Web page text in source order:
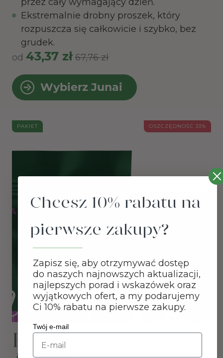
Ekstremalnie drobny proszek, który
rozpuszcza się całkowicie i szybko, bez
grudek.
od 43,37 zł 67,76 zł
Wybierz Junai
PAKIET OSZCZĘDNOŚĆ 33%
Her
WITAJ W JUNAI.
Nasza strona używa plików cookies, aby
zapewnić Ci jak najlepsze
doświadczenie.
Chcesz 10% rabatu na
pierwsze zakupy?
Zapisz się, aby otrzymywać dostęp
do naszych najnowszych aktualizacji,
najlepszych porad i wskazówek oraz
wyjątkowych ofert, a my podarujemy
Ci 10% rabatu na pierwsze zakupy.
Twój e-mail
Email